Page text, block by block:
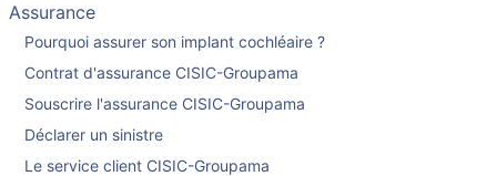
Assurance
Pourquoi assurer son implant cochléaire ?
Contrat d'assurance CISIC-Groupama
Souscrire l'assurance CISIC-Groupama
Déclarer un sinistre
Le service client CISIC-Groupama